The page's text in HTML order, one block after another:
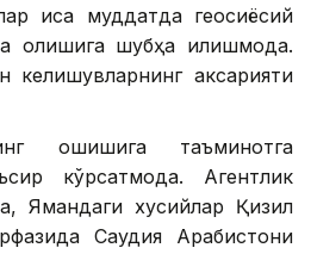
қисқа муддатда геосиёсий
олишига шубҳа қилишмоқда.
келишувларнинг аксарияти
ошишига таъминотга
кўрсатмоқда. Агентлик
Ямандаги хусийлар Қизил
Саудия Арабистони